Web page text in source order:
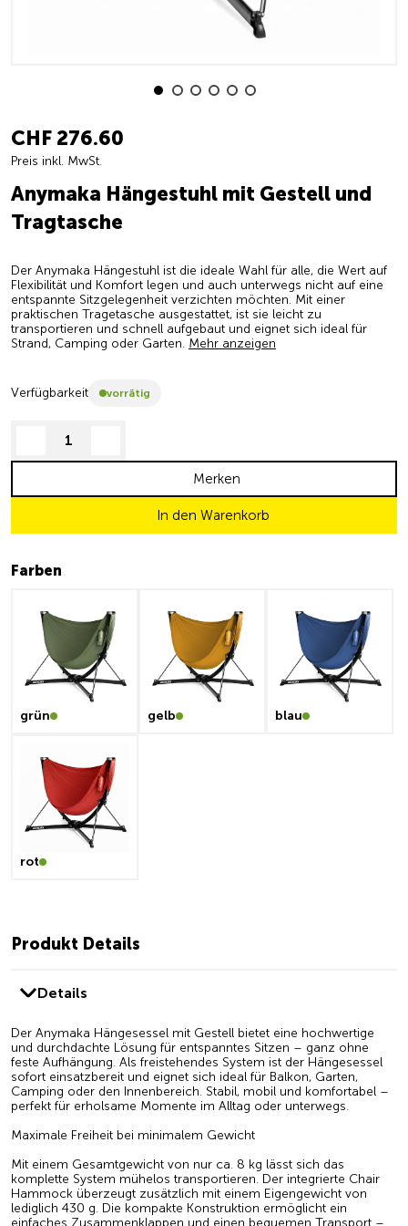
CHF 276.60
Preis inkl. MwSt.
Anymaka Hängestuhl mit Gestell und
Tragtasche
Der Anymaka Hängestuhl ist die ideale Wahl für alle, die Wert auf
Flexibilität und Komfort legen und auch unterwegs nicht auf eine
entspannte Sitzgelegenheit verzichten möchten. Mit einer
praktischen Tragetasche ausgestattet, ist sie leicht zu
transportieren und schnell aufgebaut und eignet sich ideal für
Strand, Camping oder Garten. Mehr anzeigen
Verfügbarkeit vorrätig
decrease quantity
In den Warenkorb
Merken
Farben
grün gelb blau
rot
Produkt Details
Details
Der Anymaka Hängesessel mit Gestell bietet eine hochwertige
und durchdachte Lösung für entspanntes Sitzen – ganz ohne
feste Aufhängung. Als freistehendes System ist der Hängesessel
sofort einsatzbereit und eignet sich ideal für Balkon, Garten,
Camping oder den Innenbereich. Stabil, mobil und komfortabel –
perfekt für erholsame Momente im Alltag oder unterwegs.
Maximale Freiheit bei minimalem Gewicht
Mit einem Gesamtgewicht von nur ca. 8 kg lässt sich das
komplette System mühelos transportieren. Der integrierte Chair
Hammock überzeugt zusätzlich mit einem Eigengewicht von
lediglich 430 g. Die kompakte Konstruktion ermöglicht ein
einfaches Zusammenklappen und einen bequemen Transport –